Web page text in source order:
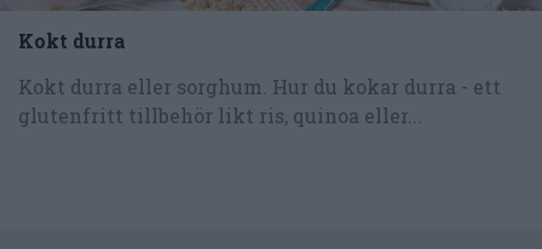
Kokt durra
Kokt durra eller sorghum. Hur du kokar durra - ett
glutenfritt tillbehör likt ris, quinoa eller...